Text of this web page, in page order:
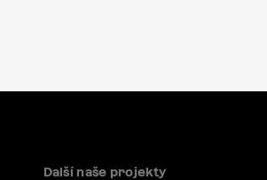
Další naše projekty